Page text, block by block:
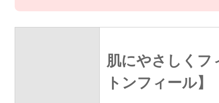
肌にやさしくフ
トンフィール】